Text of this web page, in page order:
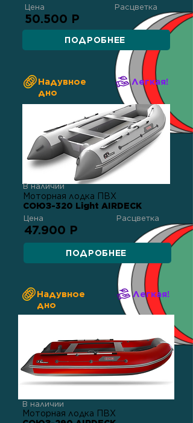
Цена Расцветка
50.500 Р
ПОДРОБНЕЕ
Надувное
дно
Легкая!
В наличии
Моторная лодка ПВХ
СОЮЗ-320 Light AIRDECK
Цена Расцветка
47.900 Р
ПОДРОБНЕЕ
Надувное
дно
Легкая!
В наличии
Моторная лодка ПВХ